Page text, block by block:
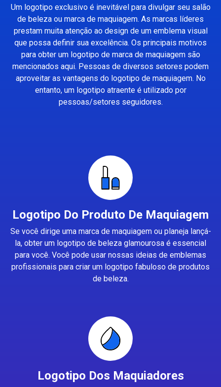
Um logotipo exclusivo é inevitável para divulgar seu salão
de beleza ou marca de maquiagem. As marcas líderes
prestam muita atenção ao design de um emblema visual
que possa definir sua excelência. Os principais motivos
para obter um logotipo de marca de maquiagem são
mencionados aqui. Pessoas de diversos setores podem
aproveitar as vantagens do logotipo de maquiagem. No
entanto, um logotipo atraente é utilizado por
pessoas/setores seguidores.
Logotipo Do Produto De Maquiagem
Se você dirige uma marca de maquiagem ou planeja lançá-
la, obter um logotipo de beleza glamourosa é essencial
para você. Você pode usar nossas ideias de emblemas
profissionais para criar um logotipo fabuloso de produtos
de beleza.
Logotipo Dos Maquiadores